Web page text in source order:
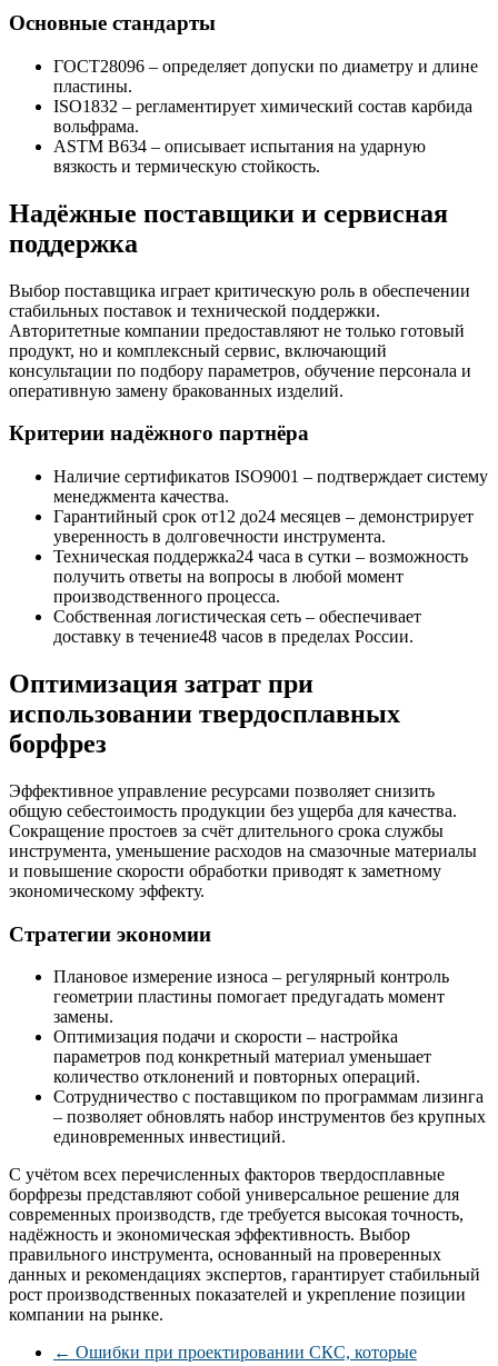
Основные стандарты
ГОСТ28096 – определяет допуски по диаметру и длине
пластины.
ISO1832 – регламентирует химический состав карбида
вольфрама.
ASTM B634 – описывает испытания на ударную
вязкость и термическую стойкость.
Надёжные поставщики и сервисная
поддержка
Выбор поставщика играет критическую роль в обеспечении
стабильных поставок и технической поддержки.
Авторитетные компании предоставляют не только готовый
продукт, но и комплексный сервис, включающий
консультации по подбору параметров, обучение персонала и
оперативную замену бракованных изделий.
Критерии надёжного партнёра
Наличие сертификатов ISO9001 – подтверждает систему
менеджмента качества.
Гарантийный срок от12 до24 месяцев – демонстрирует
уверенность в долговечности инструмента.
Техническая поддержка24 часа в сутки – возможность
получить ответы на вопросы в любой момент
производственного процесса.
Собственная логистическая сеть – обеспечивает
доставку в течение48 часов в пределах России.
Оптимизация затрат при
использовании твердосплавных
борфрез
Эффективное управление ресурсами позволяет снизить
общую себестоимость продукции без ущерба для качества.
Сокращение простоев за счёт длительного срока службы
инструмента, уменьшение расходов на смазочные материалы
и повышение скорости обработки приводят к заметному
экономическому эффекту.
Стратегии экономии
Плановое измерение износа – регулярный контроль
геометрии пластины помогает предугадать момент
замены.
Оптимизация подачи и скорости – настройка
параметров под конкретный материал уменьшает
количество отклонений и повторных операций.
Сотрудничество с поставщиком по программам лизинга
– позволяет обновлять набор инструментов без крупных
единовременных инвестиций.
С учётом всех перечисленных факторов твердосплавные
борфрезы представляют собой универсальное решение для
современных производств, где требуется высокая точность,
надёжность и экономическая эффективность. Выбор
правильного инструмента, основанный на проверенных
данных и рекомендациях экспертов, гарантирует стабильный
рост производственных показателей и укрепление позиции
компании на рынке.
← Ошибки при проектировании СКС, которые